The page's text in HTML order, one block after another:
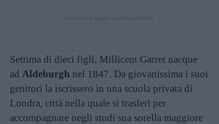
Settima di dieci figli, Millicent Garret nacque
ad Aldeburgh nel 1847. Da giovanissima i suoi
genitori la iscrissero in una scuola privata di
Londra, città nella quale si trasferì per
accompagnare negli studi sua sorella maggiore